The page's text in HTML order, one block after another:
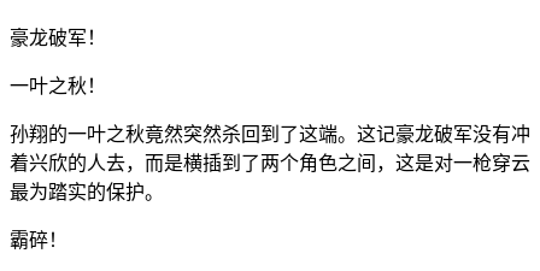
豪龙破军！
一叶之秋！
孙翔的一叶之秋竟然突然杀回到了这端。这记豪龙破军没有冲
着兴欣的人去，而是横插到了两个角色之间，这是对一枪穿云
最为踏实的保护。
霸碎！